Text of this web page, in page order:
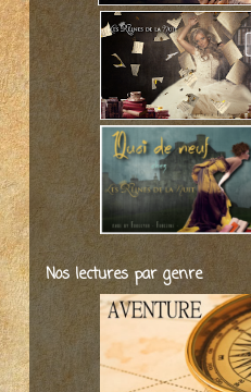
Nos lectures par genre